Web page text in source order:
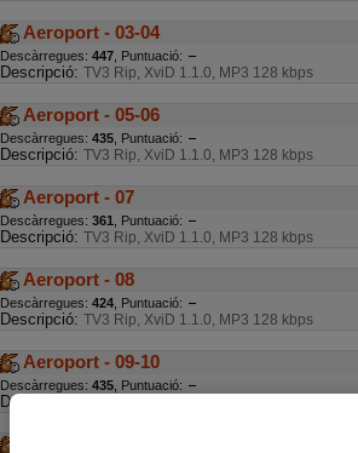
Aeroport - 03-04
Descàrregues: 447, Puntuació:
Descripció: TV3 Rip, XviD 1.1.0, MP3 128 kbps
Aeroport - 05-06
Descàrregues: 435, Puntuació:
Descripció: TV3 Rip, XviD 1.1.0, MP3 128 kbps
Aeroport - 07
Descàrregues: 361 , Puntuació:
Descripció: TV3 Rip, XviD 1.1.0, MP3 128 kbps
Aeroport - 08
Descàrregues: 424, Puntuació:
Descripció: TV3 Rip, XviD 1.1.0, MP3 128 kbps
Aeroport - 09-10
Descàrregues: 435, Puntuació:
Descripció: